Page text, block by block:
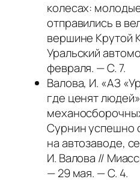
колесах:
отправились в
вершине Крутой
Уральский
февраля. — С. 7.
Валова, И. «АЗ
где ценят
Сурнин успешно
на автозаводе,
И. Валова //
— 29 мая. — С. 4.